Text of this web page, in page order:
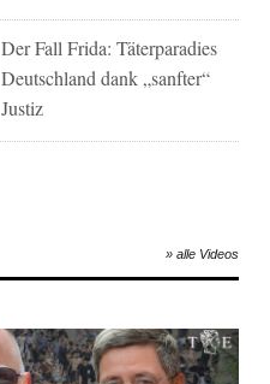
Der Fall Frida: Täterparadies
Deutschland dank „sanfter“
Justiz
» alle Videos